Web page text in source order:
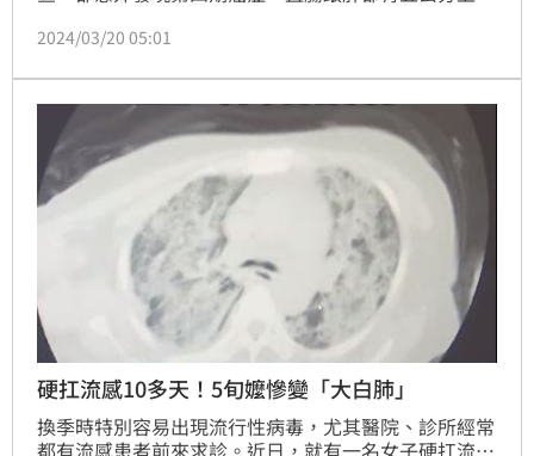
所幸在家人鼓勵下接受彰基醫學中心複合式癌症治療，
目前肝臟、肺臟轉移部分完全消失，原發性部位腫瘤也
已手術切術，生活品質良好如同一般人，還有體力可跟
太太一起照顧小孫子。
2024/03/20 05:01
硬扛流感10多天！5旬嬤慘變「大白肺」
換季時特別容易出現流行性病毒，尤其醫院、診所經常
都有流感患者前來求診。近日，就有一名女子硬扛流